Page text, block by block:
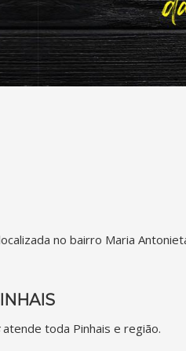
no bairro Maria
atende toda Pinhais e região.